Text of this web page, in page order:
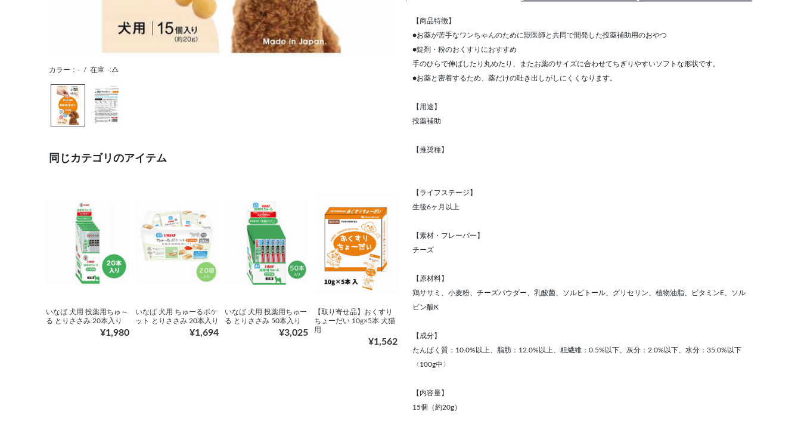
カラー：- / 在庫 -:△
同じカテゴリのアイテム
いなば 犬用 投薬用ちゅ～
る とりささみ 20本入り
¥1,980
いなば 犬用 ちゅーるポケ
ット とりささみ 20本入り
¥1,694
いなば 犬用 投薬用ちゅー
る とりささみ 50本入り
¥3,025
【取り寄せ品】おくすり
ちょーだい 10g×5本 犬猫
用
¥1,562
【商品特徴】
●お薬が苦手なワンちゃんのために獣医師と共同で開発した投薬補助用のおやつ
●錠剤・粉のおくすりにおすすめ
手のひらで伸ばしたり丸めたり、またお薬のサイズに合わせてちぎりやすいソフトな形状です。
●お薬と密着するため、薬だけの吐き出しがしにくくなります。
【用途】
投薬補助
【推奨種】
【ライフステージ】
生後6ヶ月以上
【素材・フレーバー】
チーズ
【原材料】
鶏ササミ、小麦粉、チーズパウダー、乳酸菌、ソルビトール、グリセリン、植物油脂、ビタミンE、ソル
ビン酸K
【成分】
たんぱく質：10.0%以上、脂肪：12.0%以上、粗繊維：0.5%以下、灰分：2.0%以下、水分：35.0%以下
〈100g中〉
【内容量】
15個（約20g）